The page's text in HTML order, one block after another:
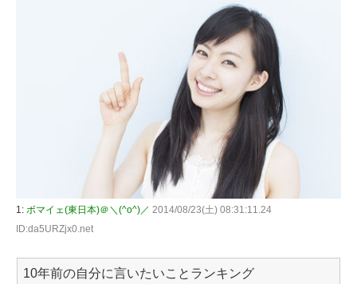
1: ボマイェ(東日本)＠＼(^o^)／ 2014/08/23(土) 08:31:11.24
ID:da5URZjx0.net
10年前の自分に言いたいことランキング